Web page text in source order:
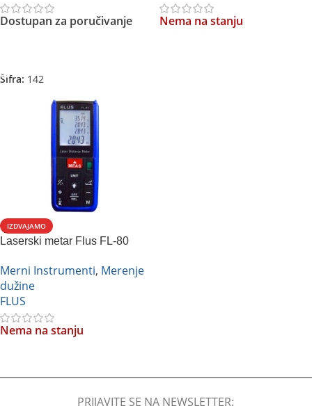
Dostupan za poručivanje
Šifra: 142
Nema na stanju
IZDVAJAMO
Laserski metar Flus FL-80
Merni Instrumenti, Merenje
dužine
FLUS
Nema na stanju
PRIJAVITE SE NA NEWSLETTER: